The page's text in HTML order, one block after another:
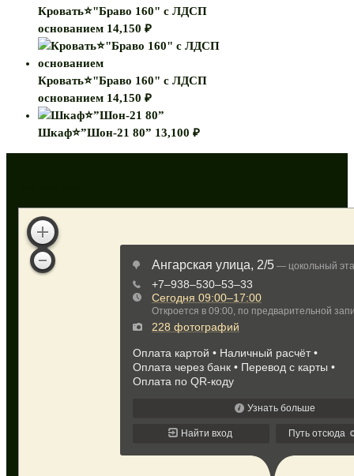
Кровать⭐"Браво 160" с ЛДСП
основанием 14,150 ₽
Кровать⭐"Браво 160" с ЛДСП
основанием 14,150 ₽
Шкаф⭐”Шон-21 80” 13,100 ₽